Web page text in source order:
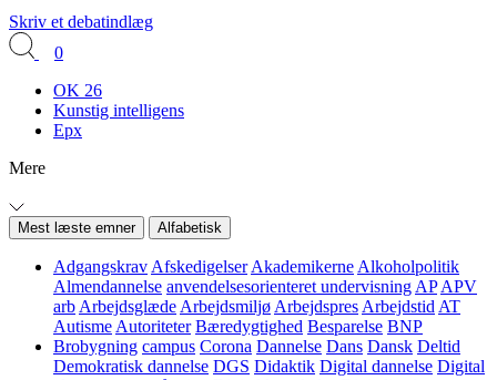
Skriv et debatindlæg
0
OK 26
Kunstig intelligens
Epx
Mere
Mest læste emner Alfabetisk
Adgangskrav Afskedigelser Akademikerne Alkoholpolitik
Almendannelse anvendelsesorienteret undervisning AP APV
arb Arbejdsglæde Arbejdsmiljø Arbejdspres Arbejdstid AT
Autisme Autoriteter Bæredygtighed Besparelse BNP
Brobygning campus Corona Dannelse Dans Dansk Deltid
Demokratisk dannelse DGS Didaktik Digital dannelse Digital